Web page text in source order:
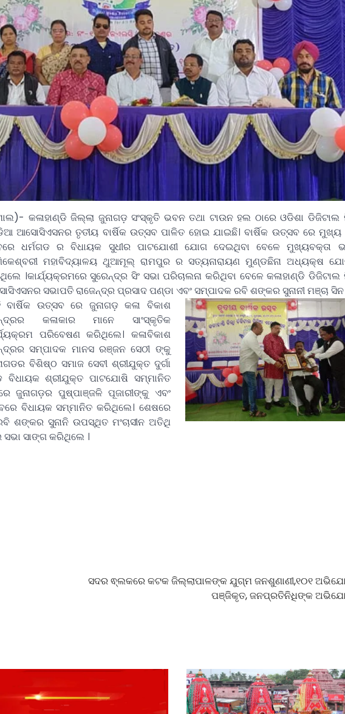
କଳାହାଣ୍ଡି ଜିଲ୍ଲା ଜୁନାଗଡ଼ ସଂସ୍କୃତି ଭବନ ତଥା ଟାଉନ ହଲ ଠାରେ ଓଡିଶା
ଆସୋସିଏସନର ତୃତୀୟ ବାର୍ଷିକ ଉତ୍ସବ ପାଳିତ ହୋଇ ଯାଇଛି।ବାର୍ଷିକ ଉତ୍ସବ ରେ
ଧର୍ମଗଡ ର ବିଧାୟକ ସୁଧୀର ପାଟଯୋଶୀ ଯୋଗ ଦେଇଥିବା ବେଳେ ମୁଖ୍ୟବକ୍ତା
ମହାବିଦ୍ୟାଳୟ ଥୁଆମୂଲ୍ ରାମପୁର ର ସତ୍ୟନାରାୟଣ ମୁଣ୍ଡଛିନା ଅଧ୍ୟକ୍ଷ
।କାର୍ଯ୍ୟକ୍ରମରେ ସୁରେନ୍ଦ୍ର ସିଂ ସଭା ପରିଚାଲନା କରିଥିବା ବେଳେ କଳାହାଣ୍ଡି
ସଭାପତି ରାଜେନ୍ଦ୍ର ପ୍ରସାଦ ପଣ୍ଡା ଏବଂ ସମ୍ପାଦକ ରବି ଶଙ୍କର ସୁନାନୀ ମଞ୍ଚା
ବାର୍ଷିକ ଉତ୍ସବ ରେ ଜୁନାଗଡ଼ କଳା ବିକାଶ
କଳାକାର ମାନେ ସାଂସ୍କୃତିକ
ପରିବେଷଣ କରିଥିଲେ। କଳାବିକାଶ
ସମ୍ପାଦକ ମାନସ ରଞ୍ଜନ ସେଠୀ ଙ୍କୁ
ବିଶିଷ୍ଠ ସମାଜ ସେବୀ ଶ୍ରୀଯୁକ୍ତ ଦୁର୍ଗା
ଶ୍ରୀଯୁକ୍ତ ପାଟଯୋଷି ସମ୍ମାନିତ
ଜୁନାଗଡ଼ର ପୁଷ୍ପାଞ୍ଜଳି ପୂଜାରୀଙ୍କୁ ଏବଂ
ବିଧାୟକ ସମ୍ମାନିତ କରିଥିଲେ। ଶେଷରେ
ଶଙ୍କର ସୁନାନି ଉପସ୍ଥିତ ମଂଚାସୀନ ଅତିଥି
ସାଙ୍ଗ କରିଥିଲେ ।
ସଦର ଵ୍ଲକରେ କଟକ ଜିଲ୍ଲାପାଳଙ୍କ ଯୁଗ୍ମ ଜନଶୁଣାଣୀ,୧୦୧
ପଞ୍ଜିକୃତ, ଜନପ୍ରତିନିଧିଙ୍କ